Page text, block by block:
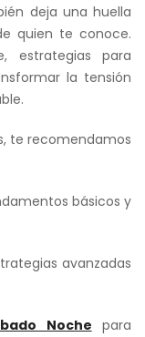
deja una huella
quien te conoce.
estrategias para
la tensión
te recomendamos
básicos y
avanzadas
Noche para